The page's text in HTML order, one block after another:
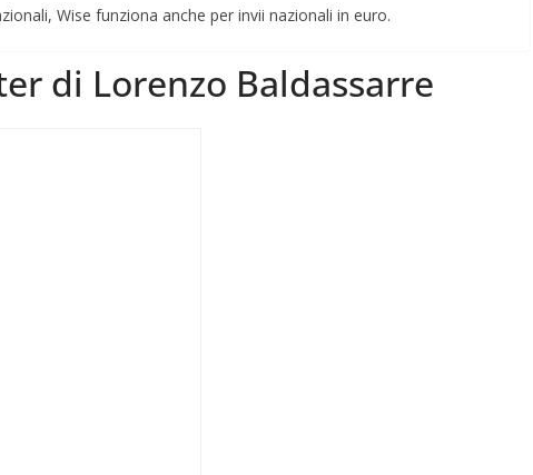
Wise funziona anche per invii nazionali in euro.
di Lorenzo Baldassarre